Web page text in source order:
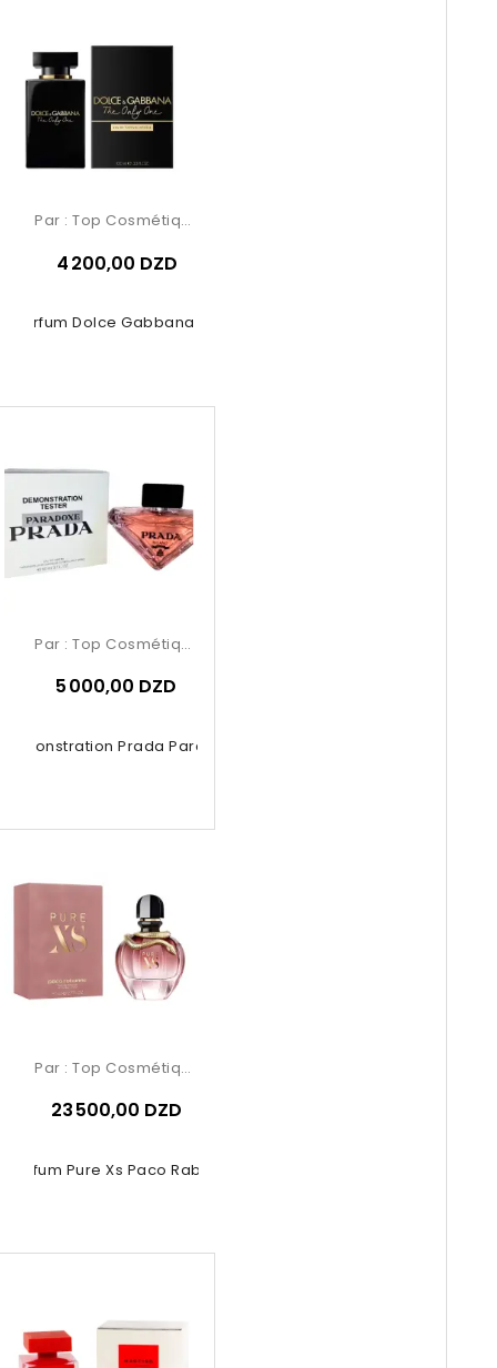
Parfum Dolce Gabbana The Only...
Par : Top Cosmétiques
4 200,00 DZD
Prada Paradoxe 90ml
Par : Top Cosmétiques
5 000,00 DZD
Parfum Pure Xs Paco Rabanne 80ml
Par : Top Cosmétiques
23 500,00 DZD